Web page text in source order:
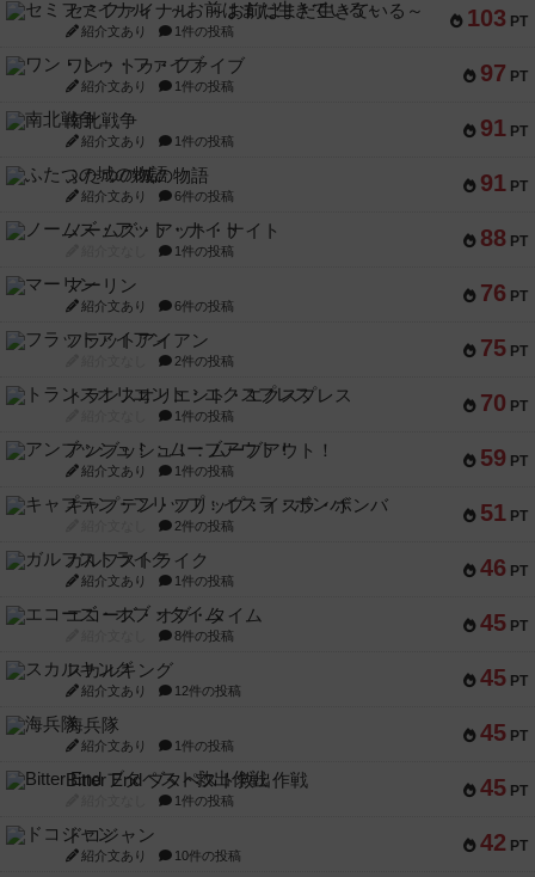
103 PT
セミファイナル ～お前はまだ生きている～
紹介文あり 1件の投稿
97 PT
ワン・トゥ・ファイブ
紹介文あり 1件の投稿
91 PT
南北戦争
紹介文あり 1件の投稿
91 PT
ふたつの城の物語
紹介文あり 6件の投稿
88 PT
ノームズ・アット・ナイト
1件の投稿
76 PT
マーリン
紹介文あり 6件の投稿
75 PT
フラットアイアン
2件の投稿
70 PT
トランスオリエント・エクスプレス
1件の投稿
59 PT
アンブッシュ！：ムーブアウト！
紹介文あり 1件の投稿
51 PT
キャプテン・フリップ：イスラ・ボンバ
2件の投稿
46 PT
ガルフストライク
紹介文あり 1件の投稿
45 PT
エコーズ・オブ・タイム
8件の投稿
45 PT
スカルキング
紹介文あり 12件の投稿
45 PT
海兵隊
紹介文あり 1件の投稿
45 PT
Bitter End ブタペスト救出作戦
1件の投稿
42 PT
ドコジャン
紹介文あり 10件の投稿